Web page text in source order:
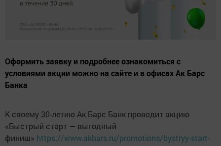
Оформить заявку и подробнее ознакомиться с
условиями акции можно на сайте и в офисах Ак Барс
Банка
К своему 30-летию Ак Барс Банк проводит акцию
«Быстрый старт — выгодный
финиш» https://www.akbars.ru/promotions/bystryy-start-